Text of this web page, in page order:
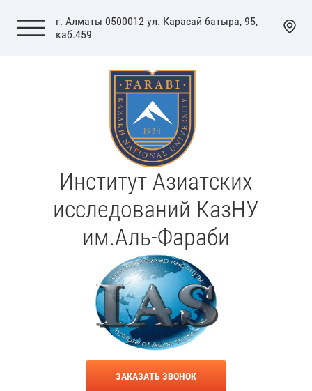
г. Алматы 0500012 ул. Карасай батыра, 95,
каб.459
Институт Азиатских
исследований КазНУ
им.Аль-Фараби
ЗАКАЗАТЬ ЗВОНОК